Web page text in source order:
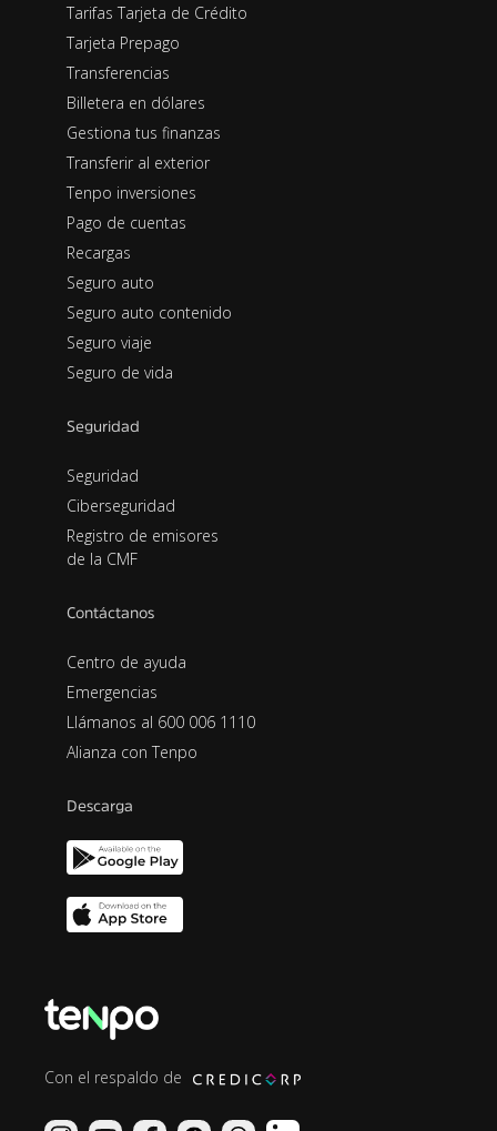
Tarifas Tarjeta de Crédito
Tarjeta Prepago
Transferencias
Billetera en dólares
Gestiona tus finanzas
Transferir al exterior
Tenpo inversiones
Pago de cuentas
Recargas
Seguro auto
Seguro auto contenido
Seguro viaje
Seguro de vida
Seguridad
Seguridad
Ciberseguridad
Registro de emisores
de la CMF
Contáctanos
Centro de ayuda
Emergencias
Llámanos al 600 006 1110
Alianza con Tenpo
Descarga
Con el respaldo de